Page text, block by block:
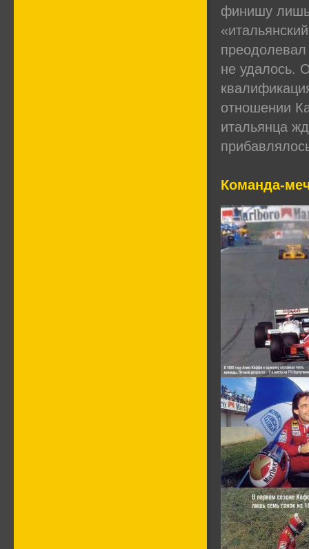
финишу лишь
не удалось.
отношении
итальянца
Команда-